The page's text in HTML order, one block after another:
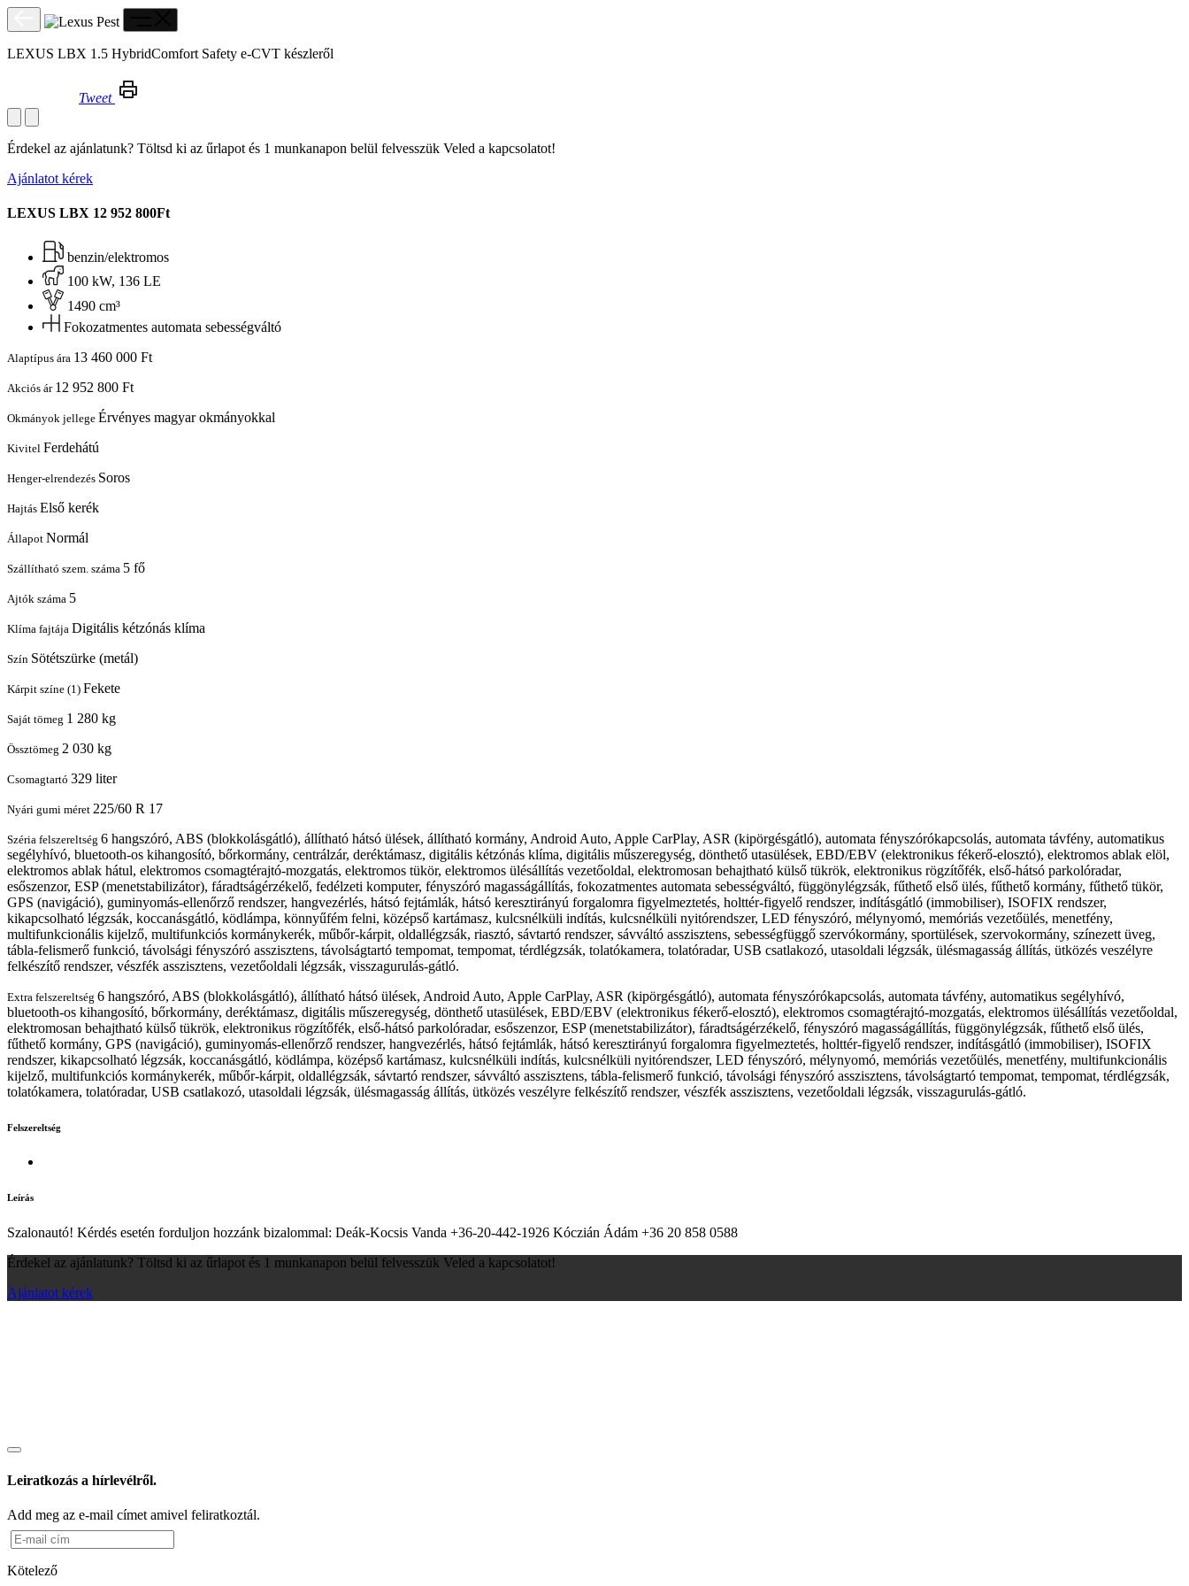
LEXUS LBX 1.5 HybridComfort Safety e-CVT készleről
Tweet
Érdekel az ajánlatunk? Töltsd ki az űrlapot és 1 munkanapon belül felvesszük Veled a kapcsolatot!
Ajánlatot kérek
LEXUS LBX 12 952 800Ft
benzin/elektromos
100 kW, 136 LE
1490 cm³
Fokozatmentes automata sebességváltó
Alaptípus ára 13 460 000 Ft
Akciós ár 12 952 800 Ft
Okmányok jellege Érvényes magyar okmányokkal
Kivitel Ferdehátú
Henger-elrendezés Soros
Hajtás Első kerék
Állapot Normál
Szállítható szem. száma 5 fő
Ajtók száma 5
Klíma fajtája Digitális kétzónás klíma
Szín Sötétszürke (metál)
Kárpit színe (1) Fekete
Saját tömeg 1 280 kg
Össztömeg 2 030 kg
Csomagtartó 329 liter
Nyári gumi méret 225/60 R 17
Széria felszereltség 6 hangszóró, ABS (blokkolásgátló), állítható hátsó ülések, állítható kormány, Android Auto, Apple CarPlay, ASR (kipörgésgátló), automata fényszórókapcsolás, automata távfény, automatikus
segélyhívó, bluetooth-os kihangosító, bőrkormány, centrálzár, deréktámasz, digitális kétzónás klíma, digitális műszeregység, dönthető utasülések, EBD/EBV (elektronikus fékerő-elosztó), elektromos ablak elöl,
elektromos ablak hátul, elektromos csomagtérajtó-mozgatás, elektromos tükör, elektromos ülésállítás vezetőoldal, elektromosan behajtható külső tükrök, elektronikus rögzítőfék, első-hátsó parkolóradar,
esőszenzor, ESP (menetstabilizátor), fáradtságérzékelő, fedélzeti komputer, fényszóró magasságállítás, fokozatmentes automata sebességváltó, függönylégzsák, fűthető első ülés, fűthető kormány, fűthető tükör,
GPS (navigáció), guminyomás-ellenőrző rendszer, hangvezérlés, hátsó fejtámlák, hátsó keresztirányú forgalomra figyelmeztetés, holttér-figyelő rendszer, indításgátló (immobiliser), ISOFIX rendszer,
kikapcsolható légzsák, koccanásgátló, ködlámpa, könnyűfém felni, középső kartámasz, kulcsnélküli indítás, kulcsnélküli nyitórendszer, LED fényszóró, mélynyomó, memóriás vezetőülés, menetfény,
multifunkcionális kijelző, multifunkciós kormánykerék, műbőr-kárpit, oldallégzsák, riasztó, sávtartó rendszer, sávváltó asszisztens, sebességfüggő szervókormány, sportülések, szervokormány, színezett üveg,
tábla-felismerő funkció, távolsági fényszóró asszisztens, távolságtartó tempomat, tempomat, térdlégzsák, tolatókamera, tolatóradar, USB csatlakozó, utasoldali légzsák, ülésmagasság állítás, ütközés veszélyre
felkészítő rendszer, vészfék asszisztens, vezetőoldali légzsák, visszagurulás-gátló.
Extra felszereltség 6 hangszóró, ABS (blokkolásgátló), állítható hátsó ülések, Android Auto, Apple CarPlay, ASR (kipörgésgátló), automata fényszórókapcsolás, automata távfény, automatikus segélyhívó,
bluetooth-os kihangosító, bőrkormány, deréktámasz, digitális műszeregység, dönthető utasülések, EBD/EBV (elektronikus fékerő-elosztó), elektromos csomagtérajtó-mozgatás, elektromos ülésállítás vezetőoldal,
elektromosan behajtható külső tükrök, elektronikus rögzítőfék, első-hátsó parkolóradar, esőszenzor, ESP (menetstabilizátor), fáradtságérzékelő, fényszóró magasságállítás, függönylégzsák, fűthető első ülés,
fűthető kormány, GPS (navigáció), guminyomás-ellenőrző rendszer, hangvezérlés, hátsó fejtámlák, hátsó keresztirányú forgalomra figyelmeztetés, holttér-figyelő rendszer, indításgátló (immobiliser), ISOFIX
rendszer, kikapcsolható légzsák, koccanásgátló, ködlámpa, középső kartámasz, kulcsnélküli indítás, kulcsnélküli nyitórendszer, LED fényszóró, mélynyomó, memóriás vezetőülés, menetfény, multifunkcionális
kijelző, multifunkciós kormánykerék, műbőr-kárpit, oldallégzsák, sávtartó rendszer, sávváltó asszisztens, tábla-felismerő funkció, távolsági fényszóró asszisztens, távolságtartó tempomat, tempomat, térdlégzsák,
tolatókamera, tolatóradar, USB csatlakozó, utasoldali légzsák, ülésmagasság állítás, ütközés veszélyre felkészítő rendszer, vészfék asszisztens, vezetőoldali légzsák, visszagurulás-gátló.
Felszereltség
Leírás
Szalonautó! Kérdés esetén forduljon hozzánk bizalommal: Deák-Kocsis Vanda +36-20-442-1926 Kóczián Ádám +36 20 858 0588
Érdekel az ajánlatunk? Töltsd ki az űrlapot és 1 munkanapon belül felvesszük Veled a kapcsolatot!
Ajánlatot kérek
Leiratkozás a hírlevélről.
Add meg az e-mail címet amivel feliratkoztál.
Kötelező